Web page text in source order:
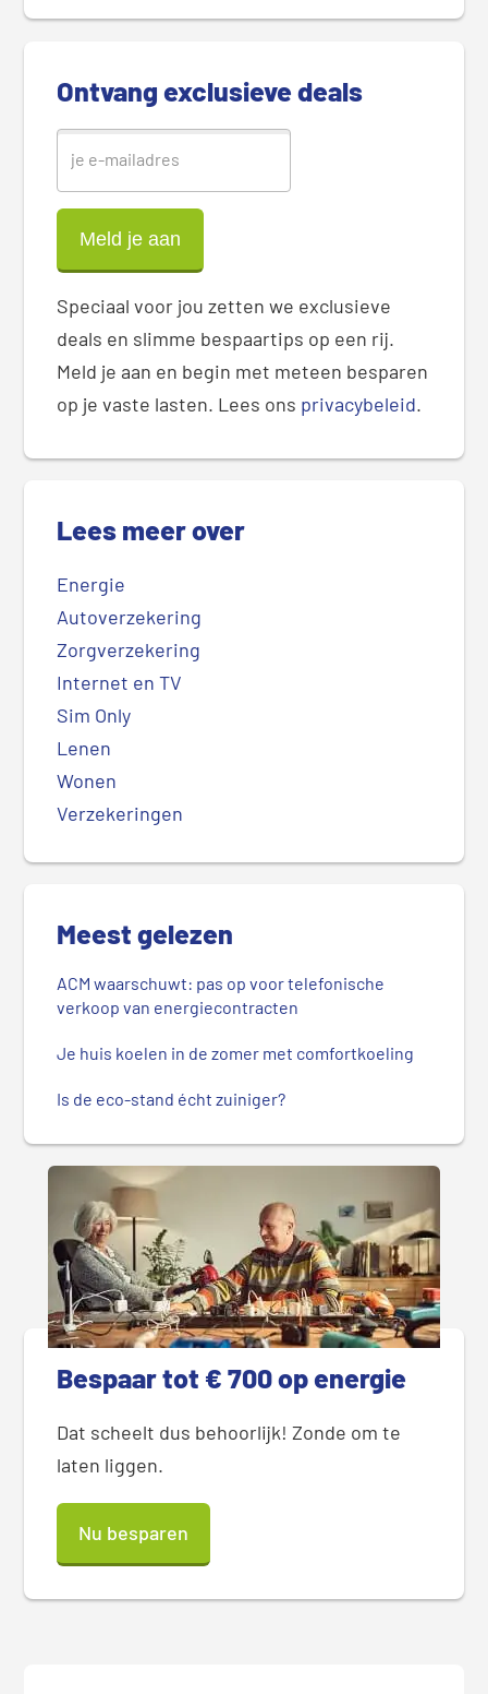
d
Ontvang exclusieve deals
Speciaal voor jou zetten we exclusieve
deals en slimme bespaartips op een rij.
Meld je aan en begin met meteen besparen
op je vaste lasten. Lees ons privacybeleid.
Lees meer over
Energie
Autoverzekering
Zorgverzekering
Internet en TV
Sim Only
Lenen
Wonen
Verzekeringen
Meest gelezen
ACM waarschuwt: pas op voor telefonische
verkoop van energiecontracten
Je huis koelen in de zomer met comfortkoeling
Is de eco-stand écht zuiniger?
Bespaar tot € 700 op energie
Dat scheelt dus behoorlijk! Zonde om te
laten liggen.
Nu besparen